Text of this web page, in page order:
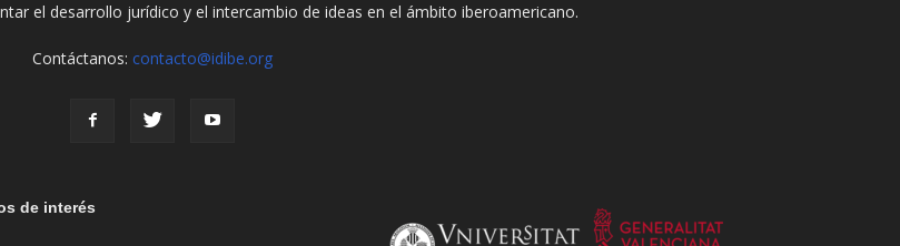
el desarrollo jurídico y el intercambio de ideas en el ámbito iberoamericano.
Contáctanos: contacto@idibe.org
de interés